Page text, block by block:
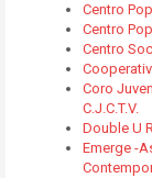
Centro
Centro
Centro
Coro
C.J.C.T.V.
Double U
Emerge -